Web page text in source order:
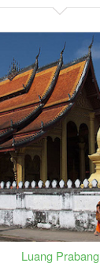
Luang Prabang